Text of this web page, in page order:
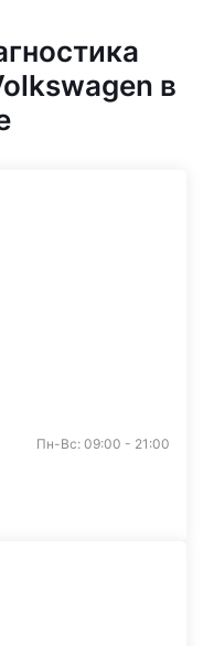
в
Пн-Вс: 09:00 - 21:00